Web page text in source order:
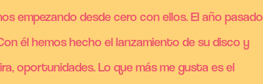
empezando desde cero con ellos. El año pasado
él hemos hecho el lanzamiento de su disco y
oportunidades. Lo que más me gusta es el